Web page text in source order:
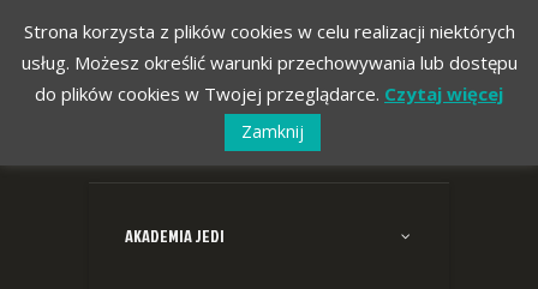
AKADEMIA JEDI
Strona korzysta z plików cookies w celu realizacji niektórych
usług. Możesz określić warunki przechowywania lub dostępu
do plików cookies w Twojej przeglądarce. Czytaj więcej
Zamknij